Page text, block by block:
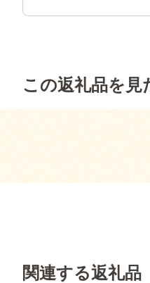
この返礼品を
関連する返礼品